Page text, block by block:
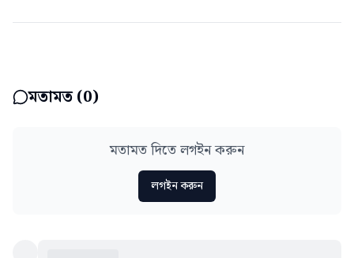
মতামত (0)
মতামত দিতে লগইন করুন
লগইন করুন